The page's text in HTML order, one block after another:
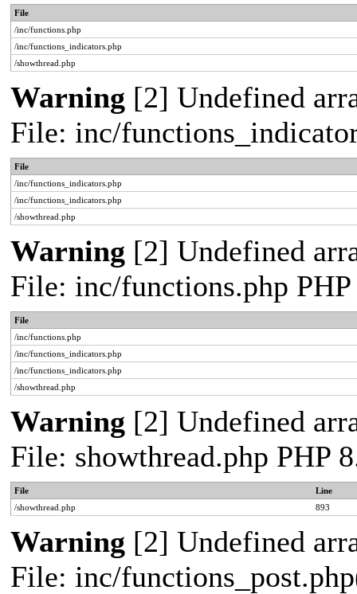
File
/inc/functions.php
/inc/functions_indicators.php
/showthread.php
Warning [2] Undefined
File: inc/
File
/inc/functions_indicators.php
/inc/functions_indicators.php
/showthread.php
Warning [2] Undefined
File: inc/functions.php
File
/inc/functions.php
/inc/functions_indicators.php
/inc/functions_indicators.php
/showthread.php
Warning [2] Undefined
File: showthread.php PHP
File
Line
/showthread.php
893
Warning [2] Undefined
File: inc/